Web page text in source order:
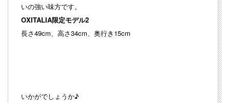
いの強い味方です。
OXITALIA限定モデル2
長さ49cm、高さ34cm、奥行き15cm
いかがでしょうか♪